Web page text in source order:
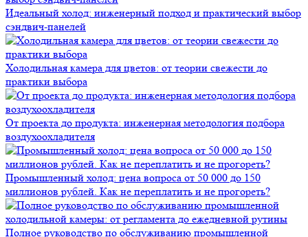
Идеальный холод: инженерный подход и практический выбор
сэндвич-панелей
Холодильная камера для цветов: от теории свежести до
практики выбора
От проекта до продукта: инженерная методология подбора
воздухоохладителя
Промышленный холод: цена вопроса от 50 000 до 150
миллионов рублей. Как не переплатить и не прогореть?
Полное руководство по обслуживанию промышленной